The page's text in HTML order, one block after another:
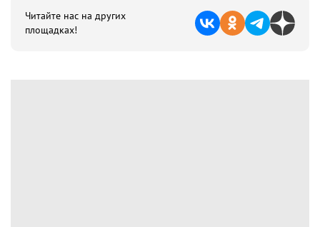
Читайте нас на других
площадках!